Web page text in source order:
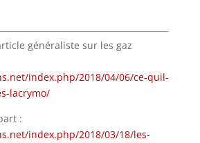
généraliste sur les gaz
index.php/2018/04/06/ce-quil-
lacrymo/
:
index.php/2018/03/18/les-